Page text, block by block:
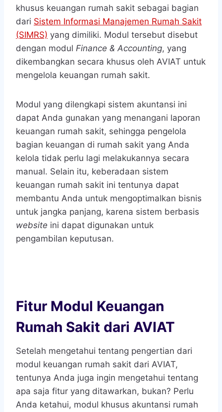
khusus keuangan rumah sakit sebagai bagian
dari Sistem Informasi Manajemen Rumah Sakit
(SIMRS) yang dimiliki. Modul tersebut disebut
dengan modul Finance & Accounting, yang
dikembangkan secara khusus oleh AVIAT untuk
mengelola keuangan rumah sakit.
Modul yang dilengkapi sistem akuntansi ini
dapat Anda gunakan yang menangani laporan
keuangan rumah sakit, sehingga pengelola
bagian keuangan di rumah sakit yang Anda
kelola tidak perlu lagi melakukannya secara
manual. Selain itu, keberadaan sistem
keuangan rumah sakit ini tentunya dapat
membantu Anda untuk mengoptimalkan bisnis
untuk jangka panjang, karena sistem berbasis
website ini dapat digunakan untuk
pengambilan keputusan.
Fitur Modul Keuangan
Rumah Sakit dari AVIAT
Setelah mengetahui tentang pengertian dari
modul keuangan rumah sakit dari AVIAT,
tentunya Anda juga ingin mengetahui tentang
apa saja fitur yang ditawarkan, bukan? Perlu
Anda ketahui, modul khusus akuntansi rumah